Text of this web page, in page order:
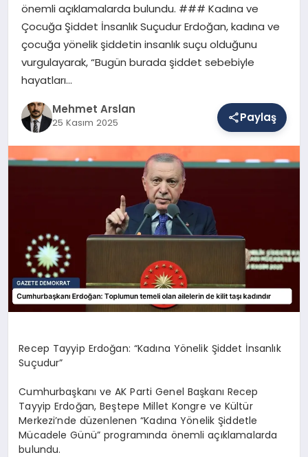
EĞITIM
DÜNYA
YAŞAM
önemli açıklamalarda bulundu. ### Kadına ve
Çocuğa Şiddet İnsanlık Suçudur Erdoğan, kadına ve
çocuğa yönelik şiddetin insanlık suçu olduğunu
vurgulayarak, “Bugün burada şiddet sebebiyle
hayatları…
Mehmet Arslan
25 Kasım 2025 Paylaş
Recep Tayyip Erdoğan: “Kadına Yönelik Şiddet İnsanlık
Suçudur”
Cumhurbaşkanı ve AK Parti Genel Başkanı Recep
Tayyip Erdoğan, Beştepe Millet Kongre ve Kültür
Merkezi’nde düzenlenen “Kadına Yönelik Şiddetle
Mücadele Günü” programında önemli açıklamalarda
bulundu.